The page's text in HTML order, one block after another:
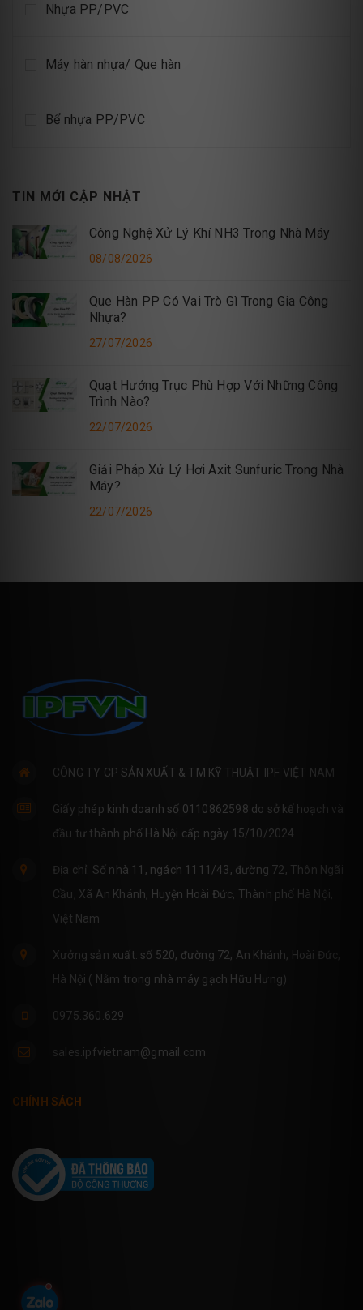
Nhựa PP/PVC
Máy hàn nhựa/ Que hàn
Bể nhựa PP/PVC
TIN MỚI CẬP NHẬT
Công Nghệ Xử Lý Khí NH3 Trong Nhà Máy
08/08/2026
Que Hàn PP Có Vai Trò Gì Trong Gia Công
Nhựa?
27/07/2026
Quạt Hướng Trục Phù Hợp Với Những Công
Trình Nào?
22/07/2026
Giải Pháp Xử Lý Hơi Axit Sunfuric Trong Nhà
Máy?
22/07/2026
CÔNG TY CP SẢN XUẤT & TM KỸ THUẬT IPF VIỆT NAM
Giấy phép kinh doanh số 0110862598 do sở kế hoạch và
đầu tư thành phố Hà Nội cấp ngày 15/10/2024
Địa chỉ: Số nhà 11, ngách 1111/43, đường 72, Thôn Ngãi
Cầu, Xã An Khánh, Huyện Hoài Đức, Thành phố Hà Nội,
Việt Nam
Xưởng sản xuất: số 520, đường 72, An Khánh, Hoài Đức,
Hà Nội ( Nằm trong nhà máy gạch Hữu Hưng)
0975.360.629
sales.ipfvietnam@gmail.com
CHÍNH SÁCH